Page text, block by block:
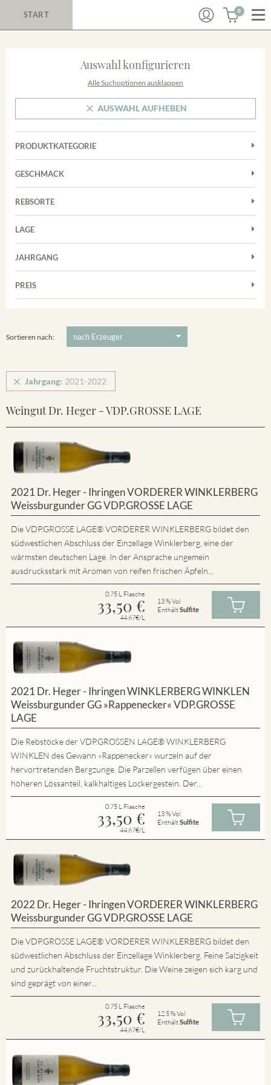
START 0
Auswahl konfigurieren
Alle Suchoptionen ausklappen
AUSWAHL AUFHEBEN
PRODUKTKATEGORIE
Cuvées
Rosé
Weißwein
GESCHMACK
Trocken
REBSORTE
Chardonnay
Grauburgunder
Riesling
LAGE
Achkarrer Schlossberg
Vorderer Winklerberg
Winklerberg Hinter Winklen
JAHRGANG
PREIS
Sortieren nach:
Jahrgang: 2021-2022
Weingut Dr. Heger - VDP.GROSSE LAGE
2021 Dr. Heger - Ihringen VORDERER WINKLERBERG
Weissburgunder GG VDP.GROSSE LAGE
Die VDP.GROSSE LAGE® VORDERER WINKLERBERG bildet den
südwestlichen Abschluss der Einzellage Winklerberg, eine der
wärmsten deutschen Lage. In der Ansprache ungemein
ausdrucksstark mit Aromen von reifen frischen Äpfeln...
0.75 L Flasche
33,50 €
44.67€/L
13 % Vol
EnthältSulfite
2021 Dr. Heger - Ihringen WINKLERBERG WINKLEN
Weissburgunder GG »Rappenecker« VDP.GROSSE
LAGE
Die Rebstöcke der VDP.GROSSEN LAGE® WINKLERBERG
WINKLEN des Gewann »Rappenecker« wurzeln auf der
hervortretenden Bergzunge. Die Parzellen verfügen über einen
höheren Lössanteil, kalkhaltiges Lockergestein. Der...
0.75 L Flasche
33,50 €
44.67€/L
13 % Vol
EnthältSulfite
2022 Dr. Heger - Ihringen VORDERER WINKLERBERG
Weissburgunder GG VDP.GROSSE LAGE
Die VDP.GROSSE LAGE® VORDERER WINKLERBERG bildet den
südwestlichen Abschluss der Einzellage Winklerberg. Feine Salzigkeit
und zurückhaltende Fruchtstruktur. Die Weine zeigen sich karg und
sind geprägt von einer...
0.75 L Flasche
33,50 €
44.67€/L
12.5 % Vol
EnthältSulfite